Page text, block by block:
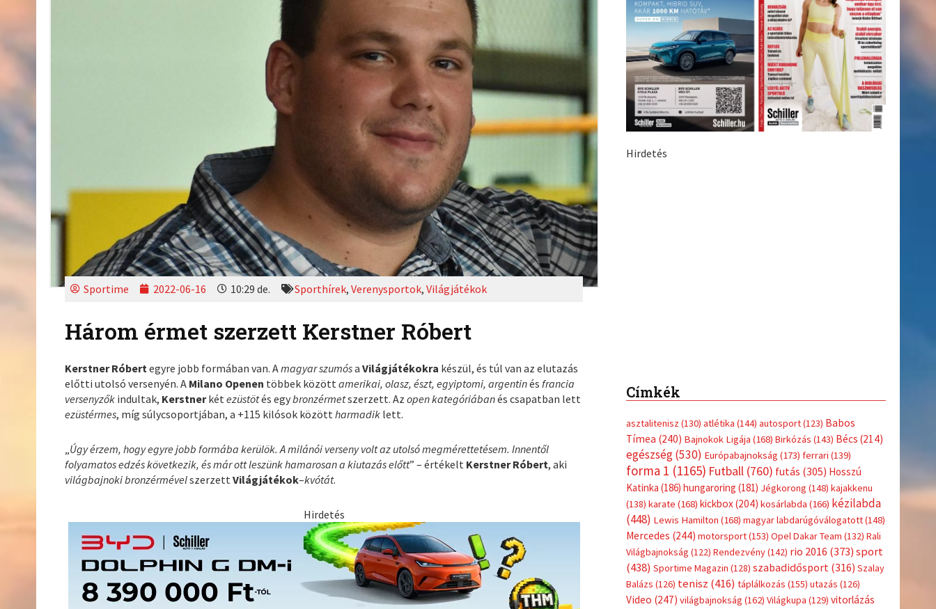
Sportime 2022-06-16 10:29 de. Sporthírek, Verenysportok, Világjátékok
Három érmet szerzett Kerstner Róbert
Kerstner Róbert egyre jobb formában van. Amagyar szumósaVilágjátékokra készül, és túl van az elutazás
előtti utolsó versenyén. A Milano Openen többek közöttamerikai, olasz, észt, egyiptomi, argentinés francia
versenyzők indultak, Kerstnerkétezüstötés egybronzérmetszerzett. Az open kategóriábanés csapatban lett
ezüstérmes, míg súlycsoportjában, a +115 kilósok közöttharmadik lett.
Úgy érzem, hogy egyre jobb formába kerülök. A milánói verseny volt az utolsó megmérettetésem. Innentől
folyamatos edzés következik, és már ott leszünk hamarosan a kiutazás előtt” – értékelt Kerstner Róbert, aki
világbajnoki bronzérmévelszerzettVilágjátékok–kvótát.
Hirdetés
Hirdetés